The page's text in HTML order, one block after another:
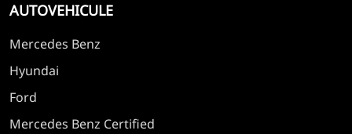
AUTOVEHICULE
Mercedes Benz
Hyundai
Ford
Mercedes Benz Certified